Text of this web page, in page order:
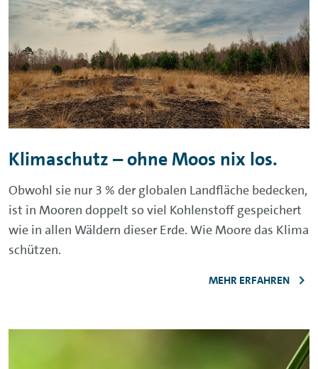
Klimaschutz – ohne Moos nix los.
Obwohl sie nur 3 % der globalen Landfläche bedecken,
ist in Mooren doppelt so viel Kohlenstoff gespeichert
wie in allen Wäldern dieser Erde. Wie Moore das Klima
schützen.
MEHR ERFAHREN